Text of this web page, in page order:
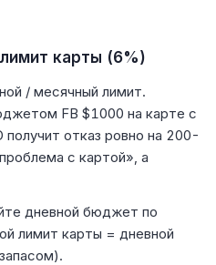
карты (6%)
/ месячный лимит.
FB $1000 на карте с
отказ ровно на 200-
с картой», а
дневной бюджет по
лимит карты = дневной